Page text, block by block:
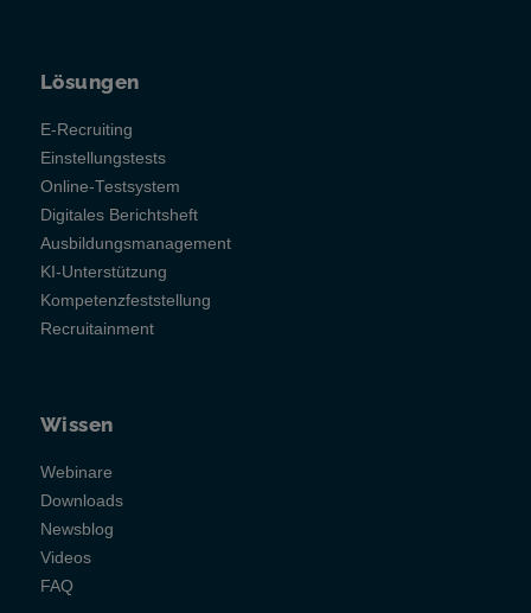
Lösungen
E-Recruiting
Einstellungstests
Online-Testsystem
Digitales Berichtsheft
Ausbildungsmanagement
KI-Unterstützung
Kompetenzfeststellung
Recruitainment
Wissen
Webinare
Downloads
Newsblog
Videos
FAQ